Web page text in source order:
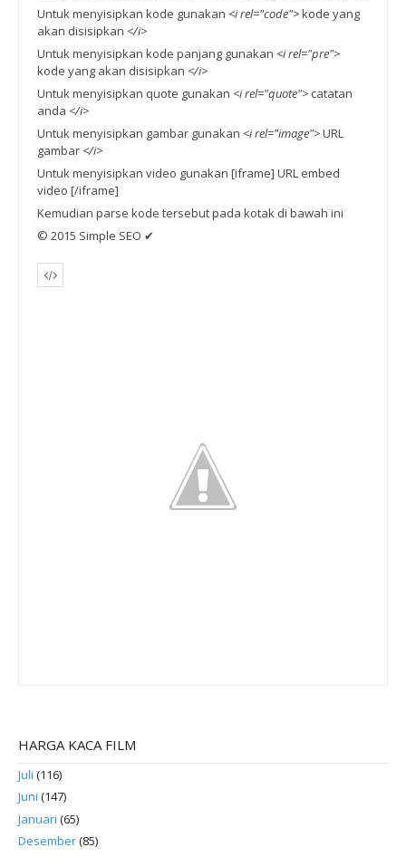
Untuk menyisipkan kode gunakan <i rel="code">kode yang
akan disisipkan </i>
Untuk menyisipkan kode panjang gunakan <i rel="pre">
kode yang akan disisipkan </i>
Untuk menyisipkan quote gunakan <i rel="quote"> catatan
anda </i>
Untuk menyisipkan gambar gunakan <i rel="image">URL
gambar </i>
Untuk menyisipkan video gunakan [iframe] URL embed
video [/iframe]
Kemudian parse kode tersebut pada kotak di bawah ini
© 2015 Simple SEO ✔
HARGA KACA FILM
Juli (116)
Juni (147)
Januari (65)
Desember(85)